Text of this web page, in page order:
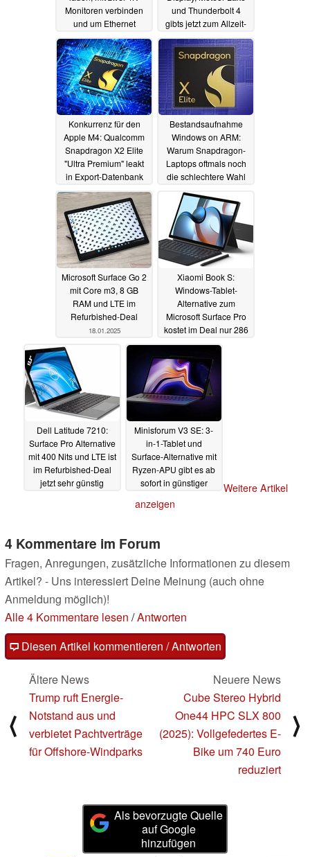
Monitoren verbinden
und um Ethernet
erweitern31.01.2025
und Thunderbolt 4
gibts jetzt zum Allzeit-
Bestpreis28.01.2025
Konkurrenz für den
Apple M4: Qualcomm
Snapdragon X2 Elite
"Ultra Premium" leakt
in Export-Datenbank
27.01.2025
Bestandsaufnahme
Windows on ARM:
Warum Snapdragon-
Laptops oftmals noch
die schlechtere Wahl
gegenüber AMD & Intel
sind25.01.2025
Microsoft Surface Go 2
mit Core m3, 8 GB
RAM und LTE im
Refurbished-Deal
18.01.2025
Xiaomi Book S:
Windows-Tablet-
Alternative zum
Microsoft Surface Pro
kostet im Deal nur 286
Euro10.01.2025
Dell Latitude 7210:
Surface Pro Alternative
mit 400 Nits und LTE ist
im Refurbished-Deal
jetzt sehr günstig
Minisforum V3 SE: 3-
in-1-Tablet und
Surface-Alternative mit
Ryzen-APU gibt es ab
sofort in günstiger
Weitere Artikel
anzeigen
4 Kommentare im Forum
Fragen, Anregungen, zusätzliche Informationen zu diesem
Artikel? - Uns interessiert Deine Meinung (auch ohne
Anmeldung möglich)!
Alle 4 Kommentare lesen /Antworten
Diesen Artikel kommentieren / Antworten
⟨
Ältere News
Trump ruft Energie-
Notstand aus und
verbietet Pachtverträge
für Offshore-Windparks
Neuere News
Cube Stereo Hybrid
One44 HPC SLX 800
(2025): Vollgefedertes E-
Bike um 740 Euro
reduziert
⟩
Als bevorzugte Quelle
auf Google
hinzufügen